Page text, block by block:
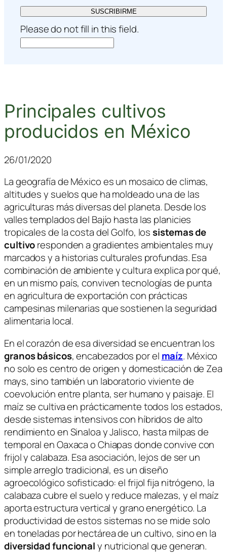
SUSCRIBIRME
Please do not fill in this field.
Principales cultivos
producidos en México
26/01/2020
La geografía de México es un mosaico de climas,
altitudes y suelos que ha moldeado una de las
agriculturas más diversas del planeta. Desde los
valles templados del Bajío hasta las planicies
tropicales de la costa del Golfo, lossistemas de
cultivoresponden a gradientes ambientales muy
marcados y a historias culturales profundas. Esa
combinación de ambiente y cultura explica por qué,
en un mismo país, conviven tecnologías de punta
en agricultura de exportación con prácticas
campesinas milenarias que sostienen la seguridad
alimentaria local.
En el corazón de esa diversidad se encuentran los
granos básicos, encabezados por el maíz. México
no solo es centro de origen y domesticación de Zea
mays, sino también un laboratorio viviente de
coevolución entre planta, ser humano y paisaje. El
maíz se cultiva en prácticamente todos los estados,
desde sistemas intensivos con híbridos de alto
rendimiento en Sinaloa y Jalisco, hasta milpas de
temporal en Oaxaca o Chiapas donde convive con
frijol y calabaza. Esa asociación, lejos de ser un
simple arreglo tradicional, es un diseño
agroecológico sofisticado: el frijol fija nitrógeno, la
calabaza cubre el suelo y reduce malezas, y el maíz
aporta estructura vertical y grano energético. La
productividad de estos sistemas no se mide solo
en toneladas por hectárea de un cultivo, sino en la
diversidad funcionaly nutricional que generan.